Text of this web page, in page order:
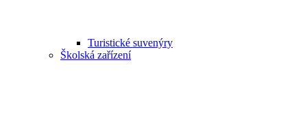
Turistické suvenýry
Školská zařízení